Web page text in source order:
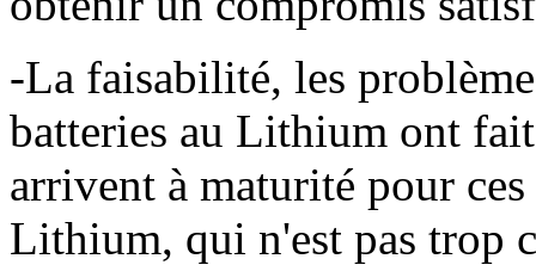
-La faisabilité, les
batteries au Lithium ont
arrivent à maturité pour
Lithium, qui n'est pas trop